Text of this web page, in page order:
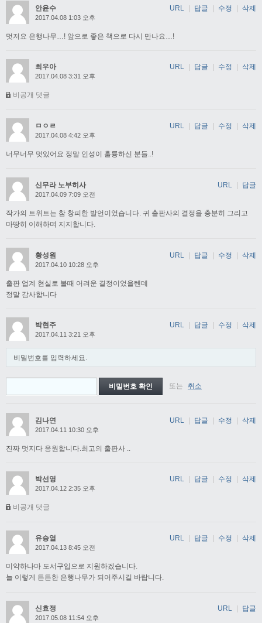
안윤수
2017.04.08 1:03 오후
멋저요 은행나무…! 앞으로 좋은 책으로 다시 만나요…!
URL | 답글 | 수정 | 삭제
최우아
2017.04.08 3:31 오후
비공개 댓글
URL 답글 수정 삭제
ㅁㅇㄹ
2017.04.08 4:42 오후
너무너무 멋있어요 정말 인성이 훌륭하신 분들..!
URL 답글 수정 삭제
신무라 노부히사
2017.04.09 7:09 오전
작가의 트위트는 참 창피한 발언이었습니다. 귀 출판사의 결정을 충분히 그리고
마땅히 이해하며 지지합니다.
URL | 답글
황성원
2017.04.10 10:28 오후
출판 업계 현실로 볼때 어려운 결정이었을텐데
정말 감사합니다
URL | 답글 | 수정 | 삭제
박현주
2017.04.11 3:21 오후
비밀번호를 입력하세요.
또는 취소
URL 답글 수정 삭제
김나연
2017.04.11 10:30 오후
진짜 멋지다 응원합니다.최고의 출판사 ..
URL | 답글 | 수정 | 삭제
박선영
2017.04.12 2:35 오후
비공개 댓글
URL 답글 수정 삭제
유승열
2017.04.13 8:45 오전
미약하나마 도서구입으로 지원하겠습니다.
늘 이렇게 든든한 은행나무가 되어주시길 바랍니다.
URL 답글 수정 삭제
신효정
2017.05.08 11:54 오후
URL 답글